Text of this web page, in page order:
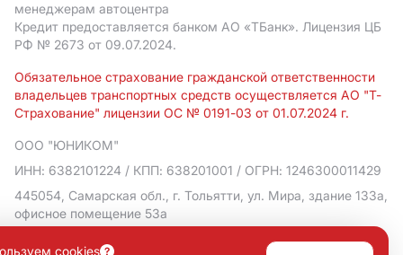
менеджерам автоцентра
Кредит предоставляется банком АO «ТБанк». Лицензия ЦБ
РФ № 2673 от 09.07.2024.
Обязательное страхование гражданской ответственности
владельцев транспортных средств осуществляется АО "Т-
Страхование" лицензии ОС № 0191-03 от 01.07.2024 г.
ООО "ЮНИКОМ"
ИНН: 6382101224 / КПП: 638201001 / ОГРН: 1246300011429
445054, Самарская обл., г. Тольятти, ул. Мира, здание 133а,
офисное помещение 53а
Политика в отношении обработки персональных данных
cookies